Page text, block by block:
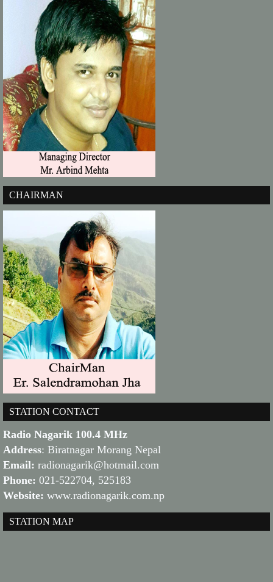
CHAIRMAN
STATION CONTACT
Radio Nagarik 100.4 MHz
Address: Biratnagar Morang Nepal
Email: radionagarik@hotmail.com
Phone: 021-522704, 525183
Website: www.radionagarik.com.np
STATION MAP